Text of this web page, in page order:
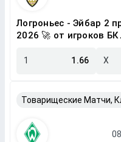
Логроньес - Эйбар 2
2026 🚀 от игроков
1 1.66 X